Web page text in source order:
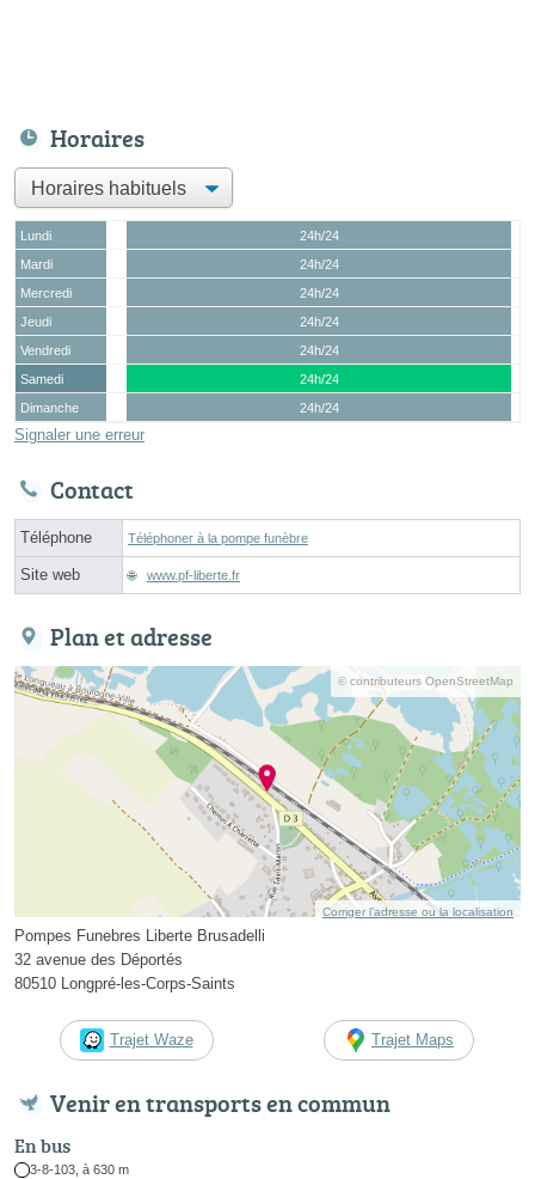
Horaires
Lundi
24h/24
Mardi
24h/24
Mercredi
24h/24
Jeudi
24h/24
Vendredi
24h/24
Samedi
24h/24
Dimanche
24h/24
Signaler une erreur
Contact
Téléphone Téléphoner à la pompe funèbre
Site web www.pf-liberte.fr
Plan et adresse
© contributeurs OpenStreetMap
Corriger l’adresse ou la localisation
Pompes Funebres Liberte Brusadelli
32 avenue des Déportés
80510 Longpré-les-Corps-Saints
Trajet Waze Trajet Maps
Venir en transports en commun
En bus
3-8-103, à 630 m